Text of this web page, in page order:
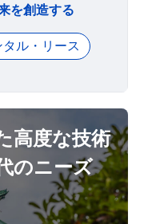
を創造する
ル・リース
高度な技術
のニーズ